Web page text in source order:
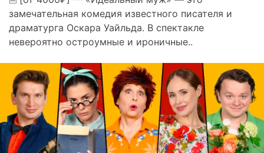
замечательная комедия известного писателя и
драматурга Оскара Уайльда. В спектакле
невероятно остроумные и ироничные..